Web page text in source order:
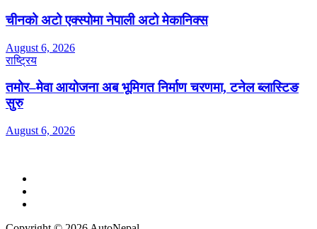
चीनको अटो एक्स्पोमा नेपाली अटो मेकानिक्स
August 6, 2026
राष्ट्रिय
तमोर–मेवा आयोजना अब भूमिगत निर्माण चरणमा, टनेल ब्लास्टिङ
सुरु
August 6, 2026